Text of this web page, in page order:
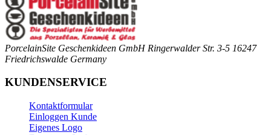
PorcelainSite Geschenkideen GmbH Ringerwalder Str. 3-5 16247
Friedrichswalde Germany
KUNDENSERVICE
Kontaktformular
Einloggen Kunde
Eigenes Logo